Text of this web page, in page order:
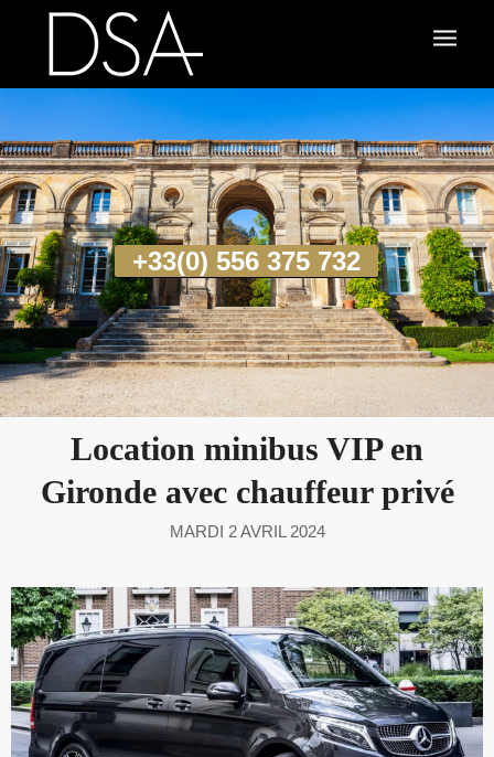
+33(0) 556 375 732
Location minibus VIP en
Gironde avec chauffeur privé
MARDI 2 AVRIL 2024